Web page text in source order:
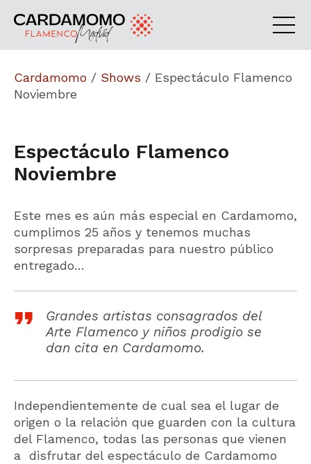
Cardamomo / Shows / Espectáculo Flamenco
Noviembre
Espectáculo Flamenco
Noviembre
Este mes es aún más especial en Cardamomo,
cumplimos 25 años y tenemos muchas
sorpresas preparadas para nuestro público
entregado…
Grandes artistas consagrados del
Arte Flamenco y niños prodigio se
dan cita en Cardamomo.
Independientemente de cual sea el lugar de
origen o la relación que guarden con la cultura
del Flamenco, todas las personas que vienen
a disfrutar del espectáculo de Cardamomo